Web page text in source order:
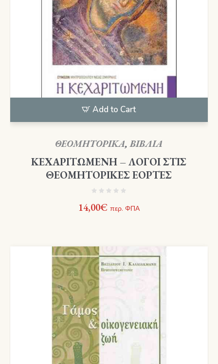
Add to Cart
ΘΕΟΜΗΤΟΡΙΚΑ,ΒΙΒΛΙΑ
ΚΕΧΑΡΙΤΩΜΕΝΗ – ΛΟΓΟΙ ΣΤΙΣ
ΘΕΟΜΗΤΟΡΙΚΕΣ ΕΟΡΤΕΣ
14,00€ περ. ΦΠΑ